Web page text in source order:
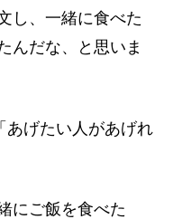
し、一緒に食べた
んだな、と思いま
げたい人があげれ
にご飯を食べた